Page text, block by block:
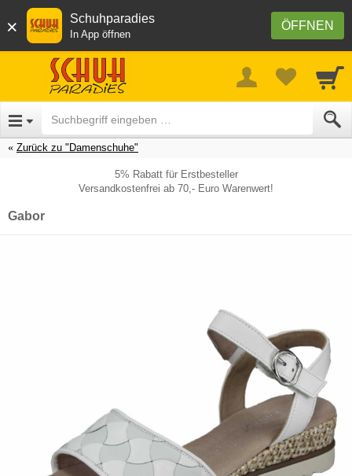
× ÖFFNEN
Schuhparadies
In App öffnen
Zurück zu "Damenschuhe"
5% Rabatt für Erstbesteller
Versandkostenfrei ab 70,- Euro Warenwert!
Gabor